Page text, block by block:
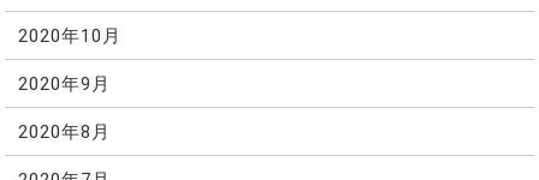
2020年10月
2020年9月
2020年8月